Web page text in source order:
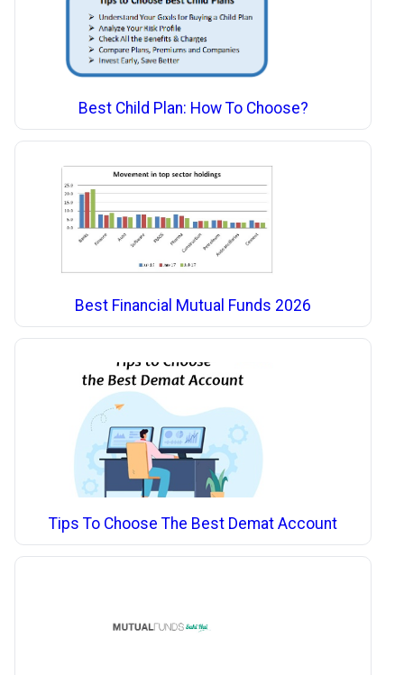
Best Child Plan: How To Choose?
Best Financial Mutual Funds 2026
Tips To Choose The Best Demat Account